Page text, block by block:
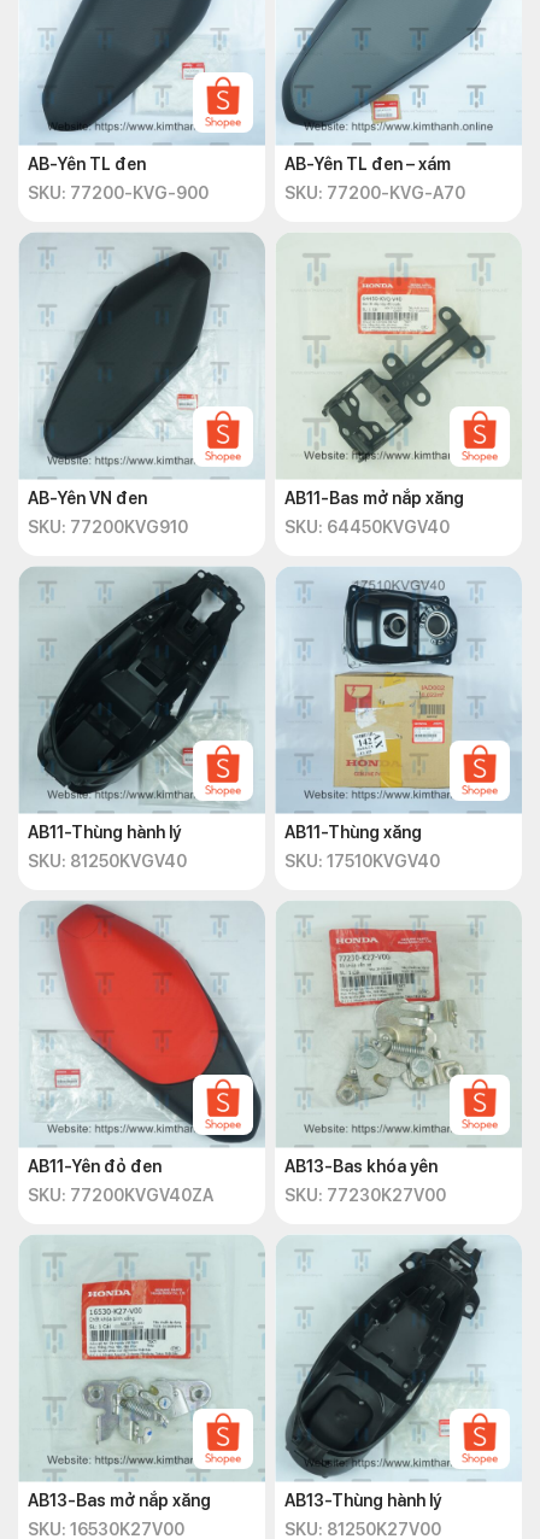
AB-Yên TL đen
SKU: 77200-KVG-900
AB-Yên TL đen – xám
SKU: 77200-KVG-A70
AB-Yên VN đen
SKU: 77200KVG910
AB11-Bas mở nắp xăng
SKU: 64450KVGV40
AB11-Thùng hành lý
SKU: 81250KVGV40
AB11-Thùng xăng
SKU: 17510KVGV40
AB11-Yên đỏ đen
SKU: 77200KVGV40ZA
AB13-Bas khóa yên
SKU: 77230K27V00
AB13-Bas mở nắp xăng
SKU: 16530K27V00
AB13-Thùng hành lý
SKU: 81250K27V00